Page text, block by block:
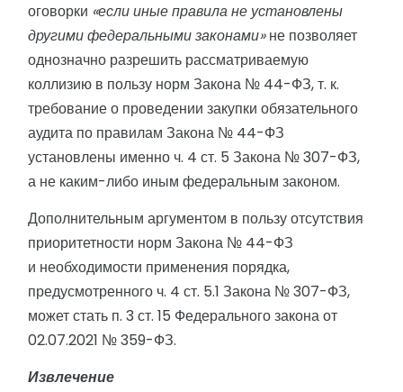
оговорки «если иные правила не установлены
другими федеральными законами»не позволяет
однозначно разрешить рассматриваемую
коллизию в пользу норм Закона № 44-ФЗ, т. к.
требование о проведении закупки обязательного
аудита по правилам Закона № 44-ФЗ
установлены именно ч. 4 ст. 5 Закона № 307-ФЗ,
а не каким-либо иным федеральным законом.
Дополнительным аргументом в пользу отсутствия
приоритетности норм Закона № 44-ФЗ
и необходимости применения порядка,
предусмотренного ч. 4 ст. 5.1 Закона № 307-ФЗ,
может стать п. 3 ст. 15 Федерального закона от
02.07.2021 № 359-ФЗ.
Извлечение